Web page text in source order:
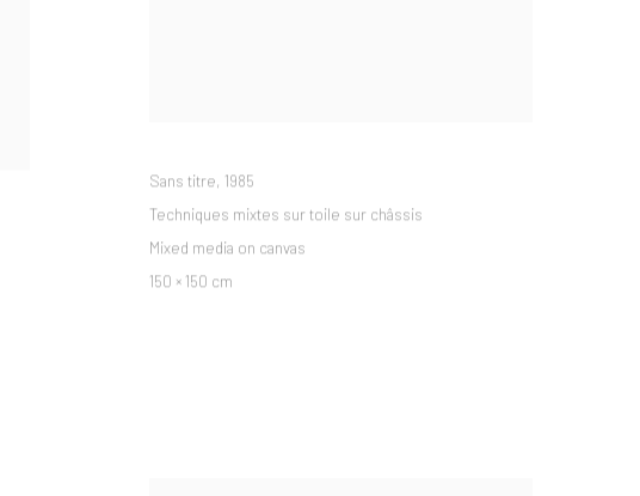
Sans titre, 1985
Techniques mixtes sur toile sur châssis
Mixed media on canvas
150 × 150 cm